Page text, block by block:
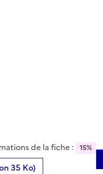
de la fiche : 15%
35 Ko)